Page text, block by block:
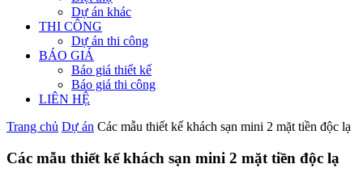
Dự án khác
THI CÔNG
Dự án thi công
BÁO GIÁ
Báo giá thiết kế
Báo giá thi công
LIÊN HỆ
Trang chủ Dự án Các mẫu thiết kế khách sạn mini 2 mặt tiền độc lạ
Các mẫu thiết kế khách sạn mini 2 mặt tiền độc lạ